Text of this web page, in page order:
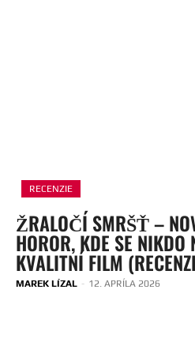
RECENZIE
ŽRALOČÍ SMRŠŤ –
HOROR, KDE SE
KVALITNÍ FILM
MAREK LÍZAL - 12. APRÍLA 2026